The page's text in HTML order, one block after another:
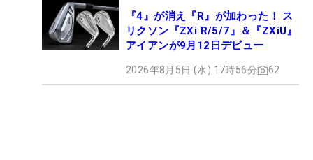
『4』が消え『R』が加わった！ ス
リクソン『ZXi R/5/7』＆『ZXiU』
アイアンが9月12日デビュー
2026年8月5日 (水) 17時56分 62